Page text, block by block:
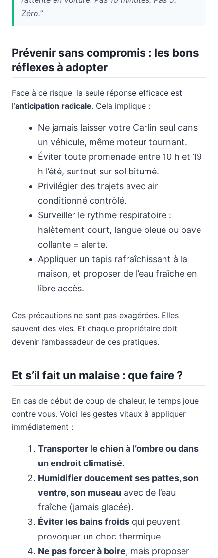
Zéro.”
Prévenir sans compromis : les bons
réflexes à adopter
Face à ce risque, la seule réponse efficace est
l’anticipation radicale. Cela implique :
Ne jamais laisser votre Carlin seul dans
un véhicule, même moteur tournant.
Éviter toute promenade entre 10 h et 19
h l’été, surtout sur sol bitumé.
Privilégier des trajets avec air
conditionné contrôlé.
Surveiller le rythme respiratoire :
halètement court, langue bleue ou bave
collante = alerte.
Appliquer un tapis rafraîchissant à la
maison, et proposer de l’eau fraîche en
libre accès.
Ces précautions ne sont pas exagérées. Elles
sauvent des vies. Et chaque propriétaire doit
devenir l’ambassadeur de ces pratiques.
Et s’il fait un malaise : que faire ?
En cas de début de coup de chaleur, le temps joue
contre vous. Voici les gestes vitaux à appliquer
immédiatement :
Transporter le chien à l’ombre ou dans
un endroit climatisé.
Humidifier doucement ses pattes, son
ventre, son museau avec de l’eau
fraîche (jamais glacée).
Éviter les bains froids qui peuvent
provoquer un choc thermique.
Ne pas forcer à boire, mais proposer